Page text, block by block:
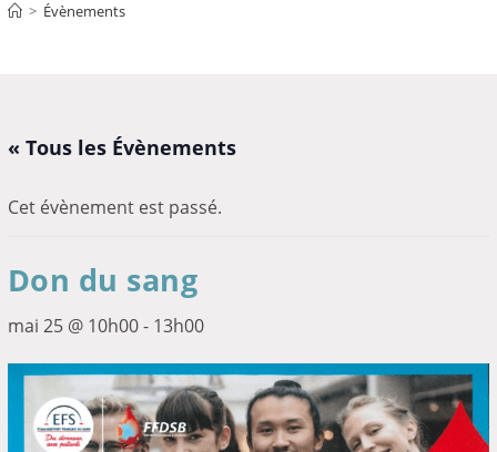
> Évènements
« Tous les Évènements
Cet évènement est passé.
Don du sang
mai 25 @ 10h00- 13h00